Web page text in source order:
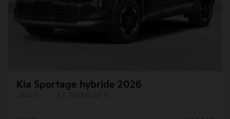
Kia Sportage hybride 2026